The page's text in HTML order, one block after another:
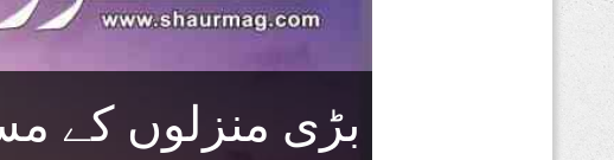
بڑی منزلوں کے